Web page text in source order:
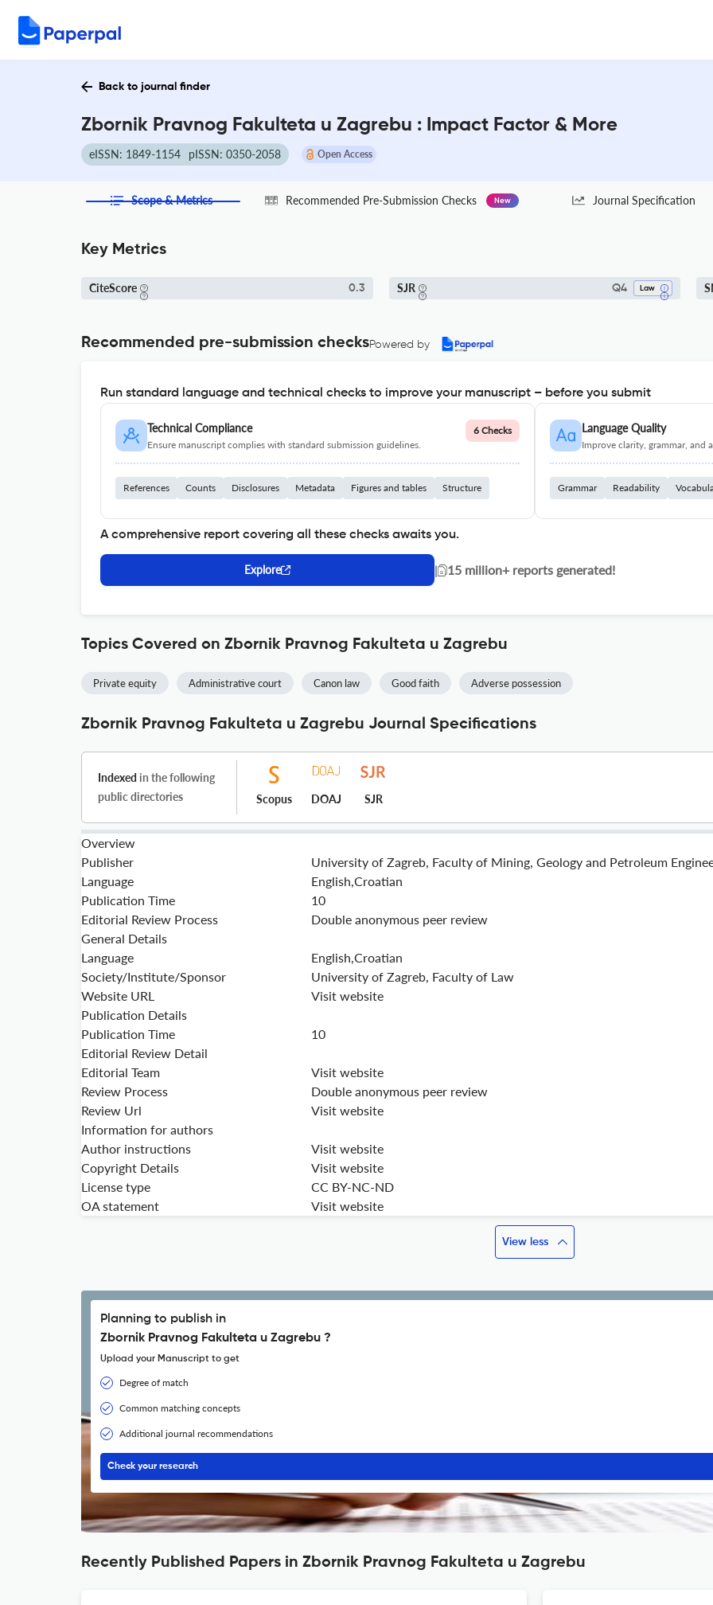
Back to journal finder
Zbornik Pravnog Fakulteta u Zagrebu : Impact Factor & More
eISSN: 1849-1154 pISSN: 0350-2058 Open Access
Scope & Metrics Recommended Pre-Submission Checks New Journal Specification
Key Metrics
CiteScore 0.3 SJR Q4 Law
Recommended pre-submission checksPowered by
Run standard language and technical checks to improve your manuscript – before you submit
Technical Compliance
Ensure manuscript complies with standard submission guidelines.
6 Checks
References Counts Disclosures Metadata Figures and tables Structure
Language Quality
Improve clarity, grammar, and
Grammar Readability
A comprehensive report covering all these checks awaits you.
Explore | 15 million+ reports generated!
Topics Covered on Zbornik Pravnog Fakulteta u Zagrebu
Private equity Administrative court Canon law Good faith Adverse possession
Zbornik Pravnog Fakulteta u Zagrebu Journal Specifications
Indexed in the following
public directories
Scopus DOAJ SJR
Overview
Publisher
University of Zagreb, Faculty of Mining, Geology and Petroleum
Language
English,Croatian
Publication Time
10
Editorial Review Process
Double anonymous peer review
General Details
Language
English,Croatian
Society/Institute/Sponsor
University of Zagreb, Faculty of Law
Website URL
Visit website
Publication Details
Publication Time
10
Editorial Review Detail
Editorial Team
Visit website
Review Process
Double anonymous peer review
Review Url
Visit website
Information for authors
Author instructions
Visit website
Copyright Details
Visit website
License type
CC BY-NC-ND
OA statement
Visit website
View less
Planning to publish in
Zbornik Pravnog Fakulteta u Zagrebu ?
Upload your Manuscript to get
Degree of match
Common matching concepts
Additional journal recommendations
Check your research
Recently Published Papers in Zbornik Pravnog Fakulteta u Zagrebu